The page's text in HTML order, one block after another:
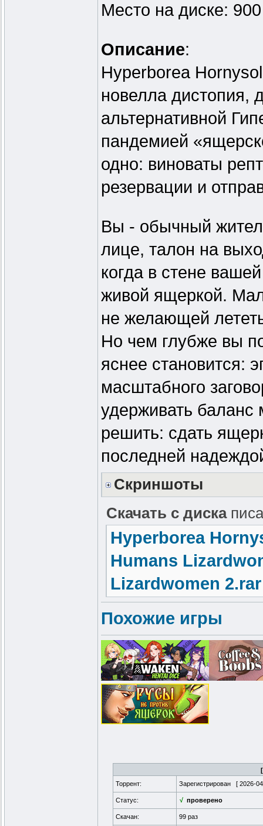
Место на диске:
Описание:
Hyperborea
новелла дистопия,
альтернативной
пандемией
одно: виноваты
резервации и
Вы - обычный
лице, талон на
когда в стене
живой ящеркой.
не желающей
Но чем глубже вы
яснее становится:
масштабного
удерживать
решить: сдать
последней
Скриншоты
Скачать с диска
Hyperborea
Humans
Lizardwomen 2.rar
Похожие игры
Торрент:
Зарегистрирован [ 2026-
Статус: √ проверено
Скачан: 99 раз